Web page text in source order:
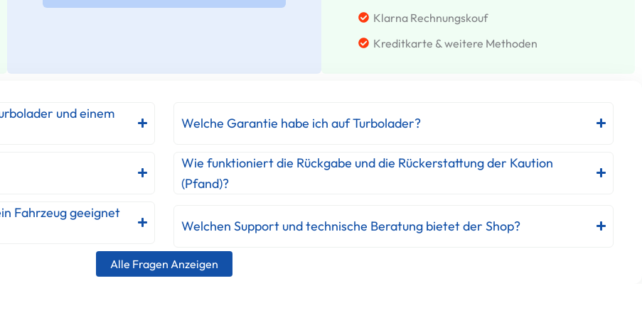
Klarna Rechnungskouf
Kreditkarte & weitere Methoden
und einem
Welche Garantie habe ich auf Turbolader?
Wie funktioniert die Rückgabe und die Rückerstattung der Kaution
(Pfand)?
Fahrzeug geeignet
Welchen Support und technische Beratung bietet der Shop?
Alle Fragen Anzeigen